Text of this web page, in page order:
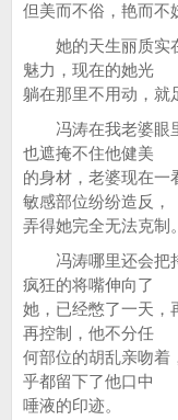
但美而不俗，艳而不
她的天生丽质实在
魅力，现在的她光
躺在那里不用动，就
冯涛在我老婆眼里
也遮掩不住他健美
的身材，老婆现在一
敏感部位纷纷造反，
弄得她完全无法克制。
冯涛哪里还会把持
疯狂的将嘴伸向了
她，已经憋了一天，
再控制，他不分任
何部位的胡乱亲吻
乎都留下了他口中
唾液的印迹。